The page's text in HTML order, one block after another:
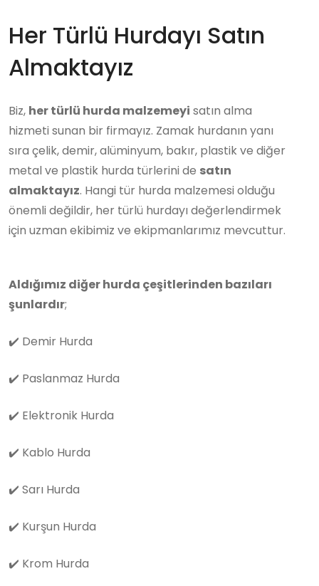
Her Türlü Hurdayı Satın
Almaktayız
Biz, her türlü hurda malzemeyi satın alma
hizmeti sunan bir firmayız. Zamak hurdanın yanı
sıra çelik, demir, alüminyum, bakır, plastik ve diğer
metal ve plastik hurda türlerini de satın
almaktayız. Hangi tür hurda malzemesi olduğu
önemli değildir, her türlü hurdayı değerlendirmek
için uzman ekibimiz ve ekipmanlarımız mevcuttur.
Aldığımız diğer hurda çeşitlerinden bazıları
şunlardır;
✔️ Demir Hurda
✔️ Paslanmaz Hurda
✔️ Elektronik Hurda
✔️ Kablo Hurda
✔️ Sarı Hurda
✔️ Kurşun Hurda
✔️ Krom Hurda